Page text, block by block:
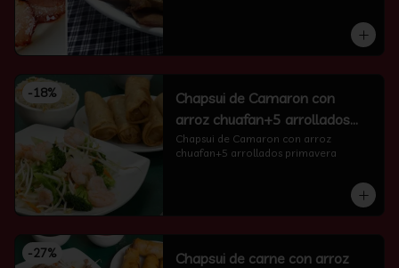
-18%
Chapsui de Camaron con
arroz chuafan+5 arrollados
primavera
Chapsui de Camaron con arroz
chuafan+5 arrollados primavera
-27%
Chapsui de carne con arroz